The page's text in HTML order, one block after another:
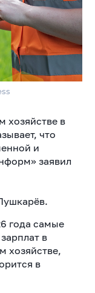
хозяйстве в
что
и
заявил
года самые
в
хозяйстве,
в